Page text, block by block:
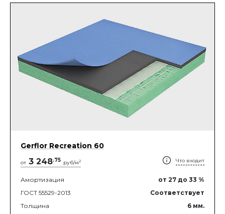
Gerflor Recreation 60
от 3 248.75 руб/м2 Что входит
Амортизация от 27 до 33 %
ГОСТ 55529-2013
Соответствует
Толщина
6 мм.